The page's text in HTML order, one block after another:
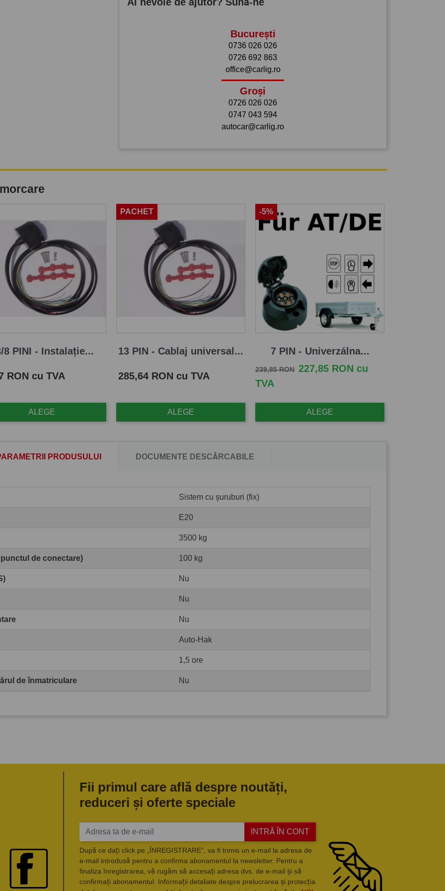
București
0736 026 026
0726 692 863
office@carlig.ro
Groși
0726 026 026
0747 043 594
autocar@carlig.ro
8 PINI - Instalație...
RON cu TVA
ALEGE
13 PIN - Cablaj universal...
Pret
285,64 RON cu TVA
ALEGE
PACHET
7 PIN - Univerzálna...
Pret de baza
239,85 RON Pret
227,85 RON cu
TVA
ALEGE
-5%
PRODUSULUI DOCUMENTE DESCĂRCABILE
Sistem cu șuruburi (fix)
E20
3500 kg
de conectare) 100 kg
Nu
Nu
Nu
Auto-Hak
1,5 ore
de înmatriculare Nu
Fii primul care află despre noutăți,
reduceri și oferte speciale
INTRĂ ÎN CONT
După ce dați click pe „ÎNREGISTRARE”, va fi trimis un e-mail la adresa de
e-mail introdusă pentru a confirma abonamentul la newsletter. Pentru a
finaliza înregistrarea, vă rugăm să accesați adresa dvs. de e-mail și să
confirmați abonamentul. Informații detaliate despre prelucrarea și protecția